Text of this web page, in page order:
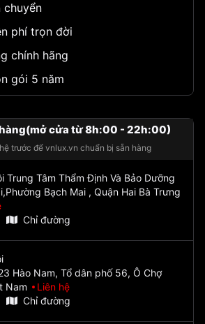
chuyển
phí trọn đời
chính hãng
gói 5 năm
cửa từ 8h:00 - 22h:00)
trước để vnlux.vn chuẩn bị sẵn hàng
Trung Tâm Thẩm Định Và Bảo Dưỡng
Bạch Mai , Quận Hai Bà Trưng
Chỉ đường
Hào Nam, Tổ dân phố 56, Ô Chợ
Nam
Liên hệ
Chỉ đường